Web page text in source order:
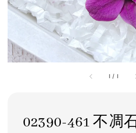
1 / 1
02390-461 不凋